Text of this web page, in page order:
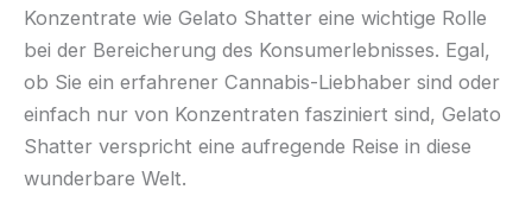
Konzentrate wie Gelato Shatter eine wichtige Rolle
bei der Bereicherung des Konsumerlebnisses. Egal,
ob Sie ein erfahrener Cannabis-Liebhaber sind oder
einfach nur von Konzentraten fasziniert sind, Gelato
Shatter verspricht eine aufregende Reise in diese
wunderbare Welt.